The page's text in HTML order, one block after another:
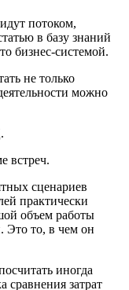
потоком,
в базу знаний
бизнес‑системой.
не только
можно
встреч.
сценариев
практически
объем работы
Это то, в чем он
иногда
сравнения затрат